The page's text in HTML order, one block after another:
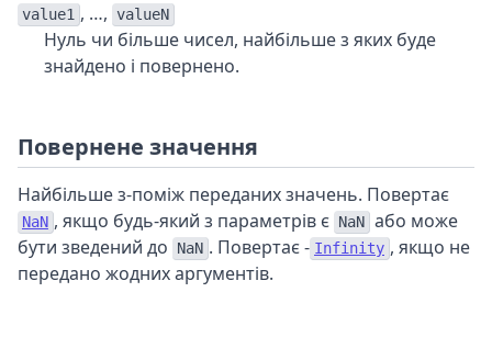
value1 , …, valueN
Нуль чи більше чисел, найбільше з яких буде
знайдено і повернено.
Повернене значення
Найбільше з-поміж переданих значень. Повертає
NaN , якщо будь-який з параметрів є NaN або може
бути зведений до
NaN . Повертає - Infinity , якщо не
передано жодних аргументів.